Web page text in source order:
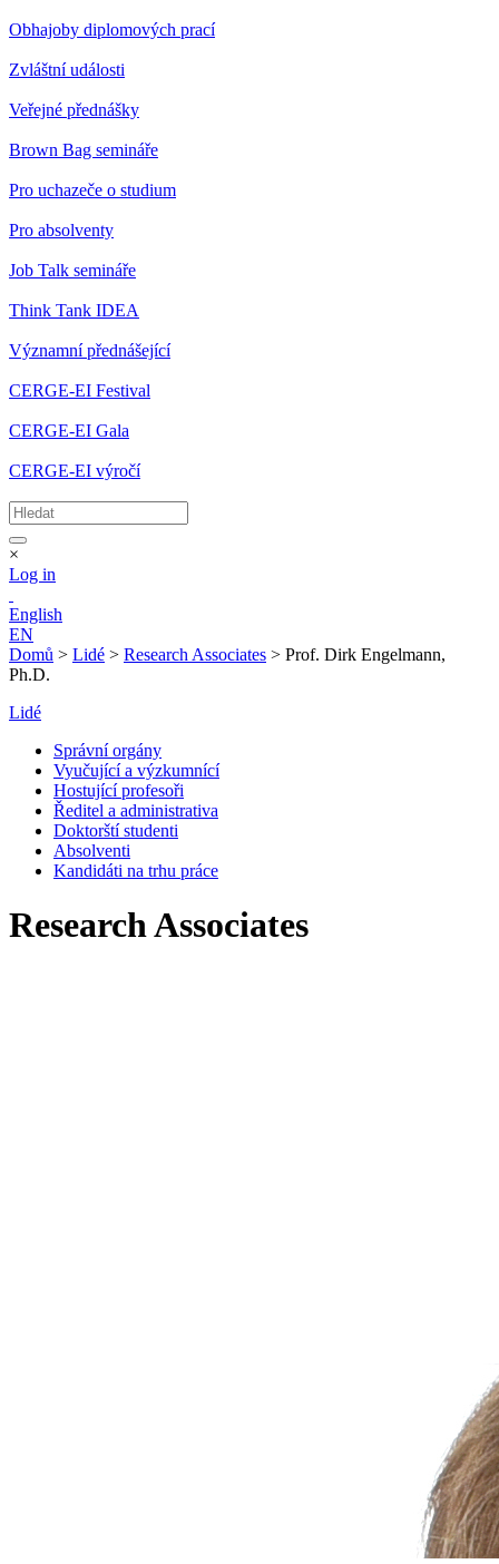
Obhajoby diplomových prací
Zvláštní události
Veřejné přednášky
Brown Bag semináře
Pro uchazeče o studium
Pro absolventy
Job Talk semináře
Think Tank IDEA
Významní přednášející
CERGE-EI Festival
CERGE-EI Gala
CERGE-EI výročí
×
Log in
English
EN
Domů > Lidé > Research Associates > Prof. Dirk Engelmann,
Ph.D.
Lidé
Správní orgány
Vyučující a výzkumnící
Hostující profesoři
Ředitel a administrativa
Doktorští studenti
Absolventi
Kandidáti na trhu práce
Research Associates